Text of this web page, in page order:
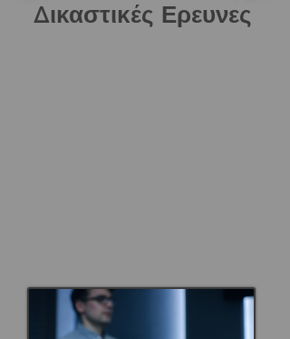
Δικαστικές Ερευνες